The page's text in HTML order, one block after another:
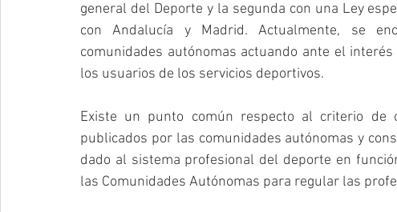
general del Deporte y la segunda con una Ley
con Andalucía y Madrid. Actualmente, se
comunidades autónomas actuando ante el
los usuarios de los servicios deportivos.
Existe un punto común respecto al criterio de
publicados por las comunidades autónomas y
dado al sistema profesional del deporte en
las Comunidades Autónomas para regular las